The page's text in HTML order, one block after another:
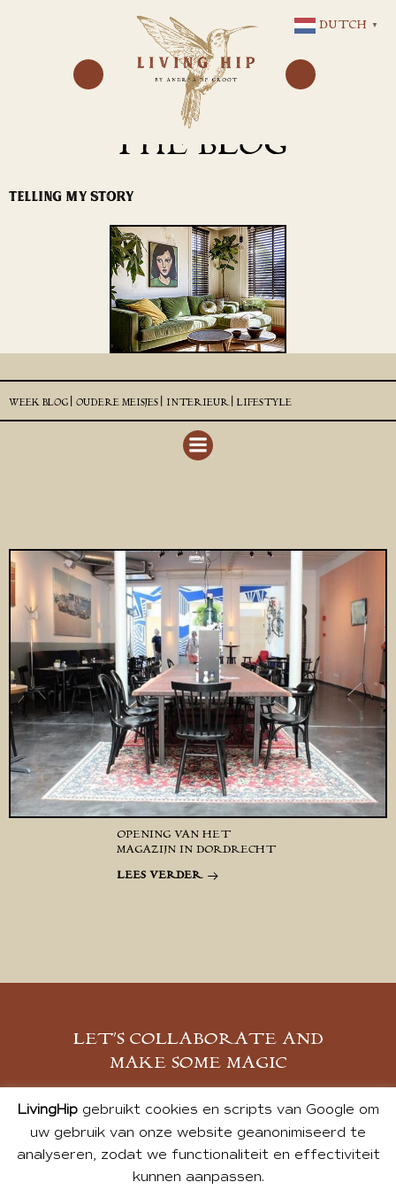
NAAR
DE
INHOUD
THE BLOG
TELLING MY STORY
WEEK BLOG | OUDERE MEISJES | INTERIEUR | LIFESTYLE
OPENING VAN HET
MAGAZIJN IN DORDRECHT
LEES VERDER
LET’S COLLABORATE AND
MAKE SOME MAGIC
MELD JE AAN
LivingHipgebruikt cookies en scripts van Google om
uw gebruik van onze website geanonimiseerd te
analyseren, zodat we functionaliteit en effectiviteit
kunnen aanpassen.
DUTCH ▼